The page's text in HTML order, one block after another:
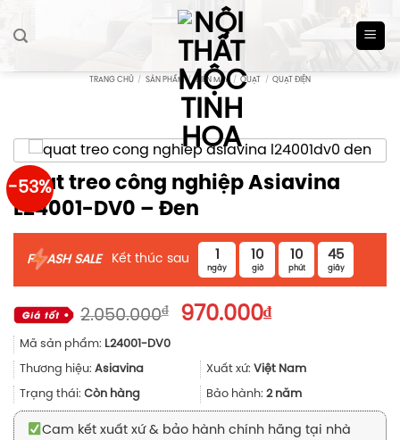
TRANG CHỦ / SẢN PHẨM / ĐIỆN MÁY / QUẠT / QUẠT ĐIỆN
-53%
Quạt treo công nghiệp Asiavina
L24001-DV0 – Đen
F ASH SALE Kết thúc sau 1
ngày
10
giờ
10
phút
44
giây
2.050.000₫
Giá
2.050.000₫.
970.000₫Giá
là:
970.000₫.
Mã sản phẩm: L24001-DV0
Thương hiệu: Asiavina Xuất xứ: Việt Nam
Trạng thái: Còn hàng Bảo hành: 2 năm
Cam kết xuất xứ & bảo hành chính hãng tại nhà